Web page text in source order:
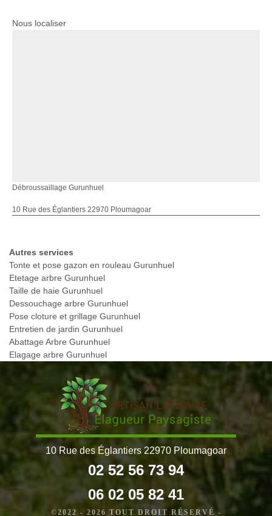
Nous localiser
Débroussaillage Gurunhuel
10 Rue des Églantiers 22970 Ploumagoar
Autres services
Tonte et pose gazon en rouleau Gurunhuel
Etetage arbre Gurunhuel
Taille de haie Gurunhuel
Dessouchage arbre Gurunhuel
Pose cloture et grillage Gurunhuel
Entretien de jardin Gurunhuel
Abattage Arbre Gurunhuel
Elagage arbre Gurunhuel
10 Rue des Églantiers 22970 Ploumagoar
02 52 56 73 94
06 02 05 82 41
©2022 - 2026 TOUT DROIT RÉSERVÉ -